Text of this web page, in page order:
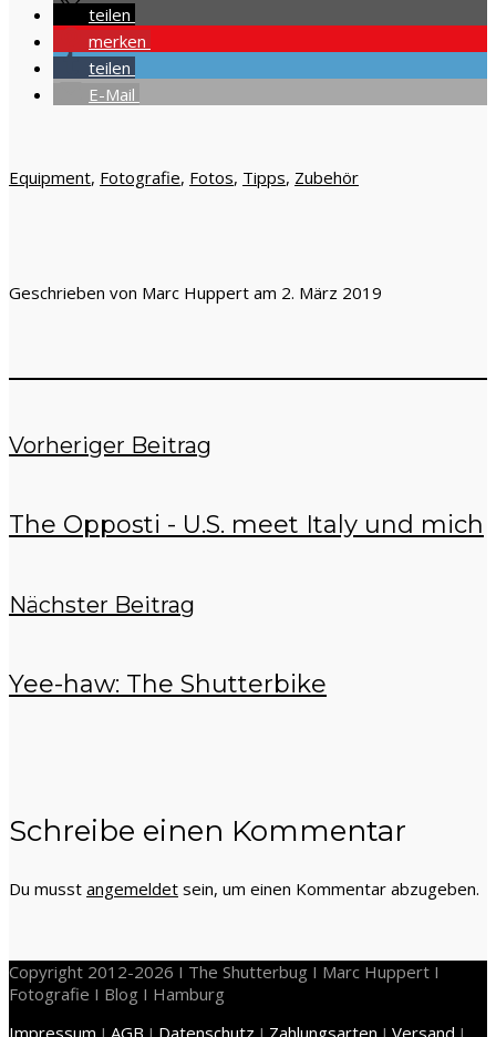
teilen
merken
teilen
E-Mail
Equipment, Fotografie, Fotos, Tipps, Zubehör
Geschrieben von Marc Huppert am 2. März 2019
Vorheriger Beitrag
The Opposti - U.S. meet Italy und mich
Nächster Beitrag
Yee-haw: The Shutterbike
Schreibe einen Kommentar
Du musst angemeldet sein, um einen Kommentar abzugeben.
Copyright 2012-2026 I The Shutterbug I Marc Huppert I
Fotografie I Blog I Hamburg